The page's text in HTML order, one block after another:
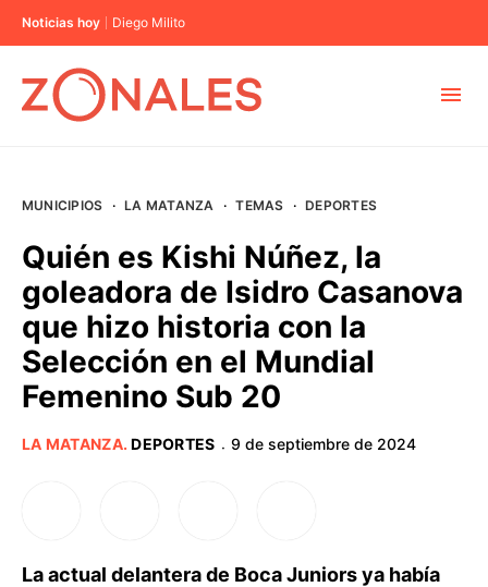
Noticias hoy Diego Milito
BUENOS AIRES
PROVINCIAS
MUNICIPIOS · LA MATANZA · TEMAS · DEPORTES
Quién es Kishi Núñez, la
goleadora de Isidro Casanova
que hizo historia con la
Selección en el Mundial
Femenino Sub 20
LA MATANZA.DEPORTES · 9 de septiembre de 2024
La actual delantera de Boca Juniors ya había